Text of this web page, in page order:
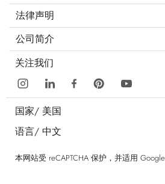
法律声明
公司简介
关注我们
国家/ 美国
语言/ 中文
本网站受 reCAPTCHA 保护，并适用 Google